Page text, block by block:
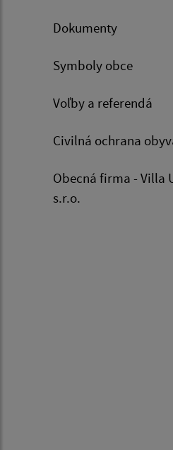
Dokumenty
Symboly obce
Voľby a referendá
Civilná ochrana
Obecná firma - Villa
s.r.o.